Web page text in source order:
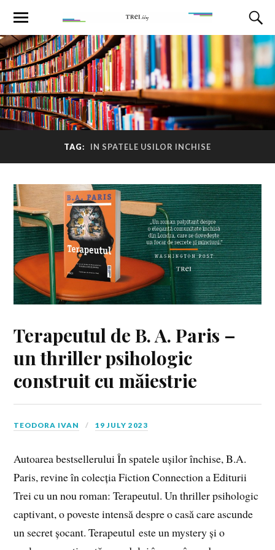
TAG: IN SPATELE USILOR INCHISE
Terapeutul de B. A. Paris –
un thriller psihologic
construit cu măiestrie
TEODORA IVAN 19 JULY 2023
Autoarea bestsellerului În spatele ușilor închise, B.A.
Paris, revine în colecția Fiction Connection a Editurii
Trei cu un nou roman: Terapeutul. Un thriller psihologic
captivant, o poveste intensă despre o casă care ascunde
un secret șocant. Terapeutul este un mystery și o